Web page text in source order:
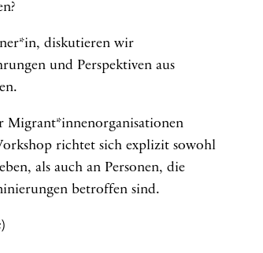
diskutieren wir
und Perspektiven aus
Migrant*innenorganisationen
richtet sich explizit sowohl
als auch an Personen, die
betroffen sind.